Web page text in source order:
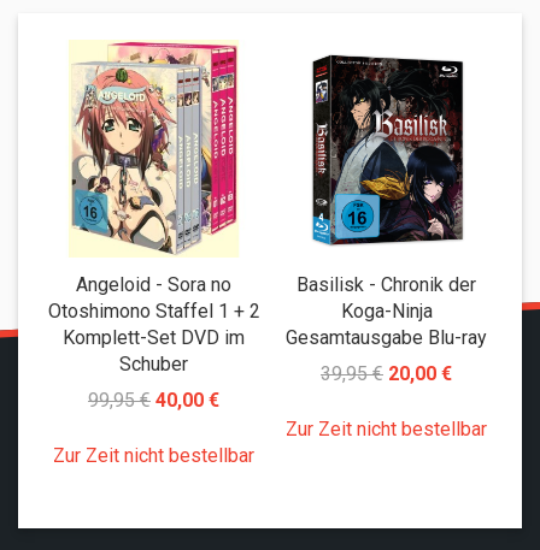
Angeloid - Sora no
Otoshimono Staffel 1 + 2
Komplett-Set DVD im
Schuber
99,95 € 40,00 €
Zur Zeit nicht bestellbar
Basilisk - Chronik der
Koga-Ninja
Gesamtausgabe Blu-ray
39,95 € 20,00 €
Zur Zeit nicht bestellbar